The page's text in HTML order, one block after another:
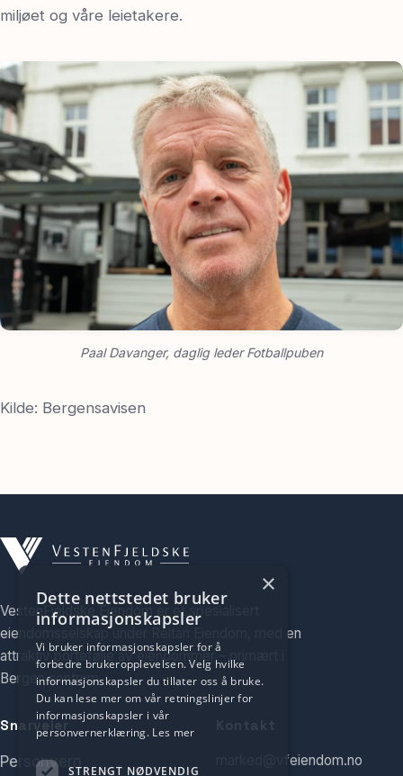
miljøet og våre leietakere.
Paal Davanger, daglig leder Fotballpuben
Kilde: Bergensavisen
VestenFjeldske Eiendom er et spesialisert
eiendomsselskap under Reitan Eiendom, med en
attraktiv portefølje av eiendommer – primært i
Bergen sentrum.
Snarveier
Personvern
marked@vfeiendom.no
×
Dette nettstedet bruker
informasjonskapsler
Vi bruker informasjonskapsler for å
forbedre brukeropplevelsen. Velg hvilke
informasjonskapsler du tillater oss å bruke.
Du kan lese mer om vår retningslinjer for
informasjonskapsler i vår
personvernerklæring. Les mer
STRENGT NØDVENDIG